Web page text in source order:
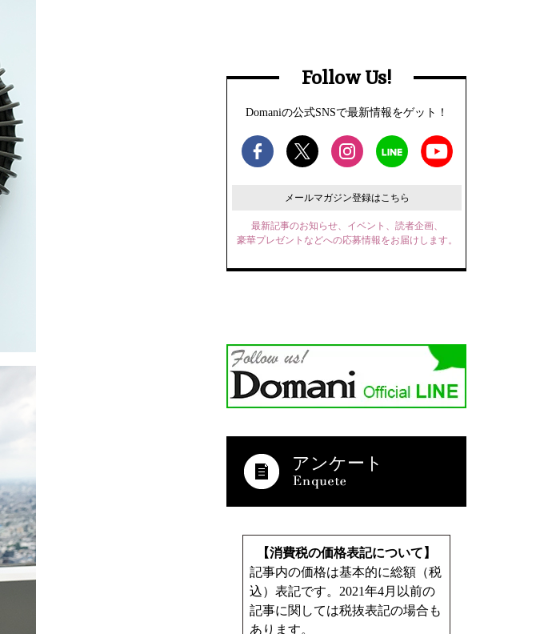
Follow Us!
Domaniの公式SNSで最新情報をゲット！
メールマガジン登録はこちら
最新記事のお知らせ、イベント、読者企画、
豪華プレゼントなどへの応募情報をお届けします。
アンケート
【消費税の価格表記について】
記事内の価格は基本的に総額（税
込）表記です。2021年4月以前の
記事に関しては税抜表記の場合も
あります。